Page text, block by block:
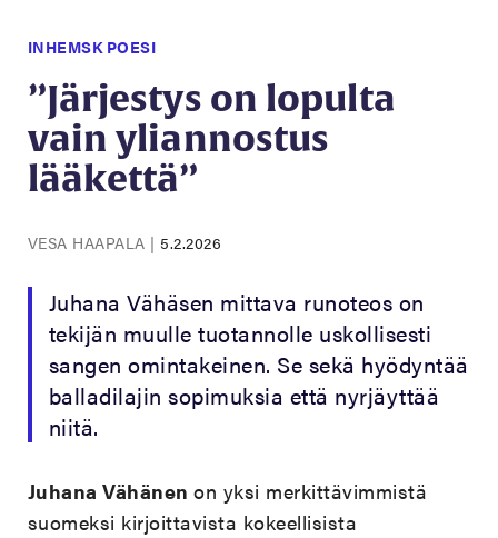
INHEMSK POESI
”Järjestys on lopulta
vain yliannostus
lääkettä”
VESA HAAPALA | 5.2.2026
Juhana Vähäsen mittava runoteos on
tekijän muulle tuotannolle uskollisesti
sangen omintakeinen. Se sekä hyödyntää
balladilajin sopimuksia että nyrjäyttää
niitä.
Juhana Vähänenon yksi merkittävimmistä
suomeksi kirjoittavista kokeellisista